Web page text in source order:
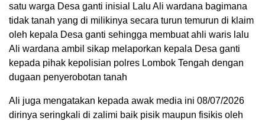
satu warga Desa ganti inisial Lalu Ali wardana bagimana
tidak tanah yang di milikinya secara turun temurun di klaim
oleh kepala Desa ganti sehingga membuat ahli waris lalu
Ali wardana ambil sikap melaporkan kepala Desa ganti
kepada pihak kepolisian polres Lombok Tengah dengan
dugaan penyerobotan tanah
Ali juga mengatakan kepada awak media ini 08/07/2026
dirinya seringkali di zalimi baik pisik maupun fisikis oleh